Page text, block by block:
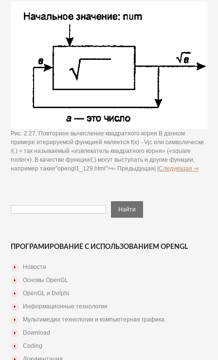
Рис. 2.27. Повторное вычисление квадратного корня В данном
примере итерируемой функцией является f(x) - Vjc или символически
/(.) = так называемый «извлекатель квадратного корня» («square
rooter»). В качестве функции/(.) могут выступать и другие функции,
например такие"opengl1_129.html">⇐ Предыдущая|
|Следующая ⇒
ПРОГРАМИРОВАНИЕ С ИСПОЛЬЗОВАНИЕМ OPENGL
Новости
Основы OpenGL
OpenGL и Delphi
Информационные технологии
Мультимедиа технологии и компьютерная графика
Download
Coding